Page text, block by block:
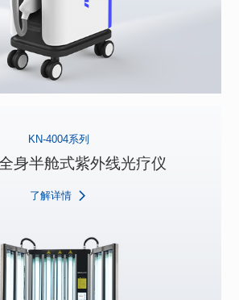
KN-4004系列
身半舱式紫外线光疗仪
了解详情